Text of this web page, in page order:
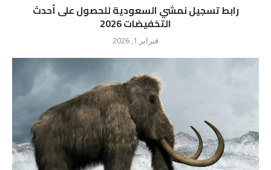
رابط تسجيل نمشي السعودية للحصول على أحدث
التخفيضات 2026
فبراير 1, 2026